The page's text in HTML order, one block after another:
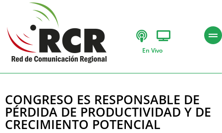
En Vivo
CONGRESO ES RESPONSABLE DE
PÉRDIDA DE PRODUCTIVIDAD Y DE
CRECIMIENTO POTENCIAL